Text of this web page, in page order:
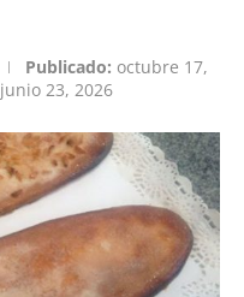
Publicado: octubre 17,
junio 23, 2026